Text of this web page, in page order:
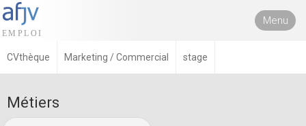
Menu
CVthèque Marketing / Commercial stage
Métiers